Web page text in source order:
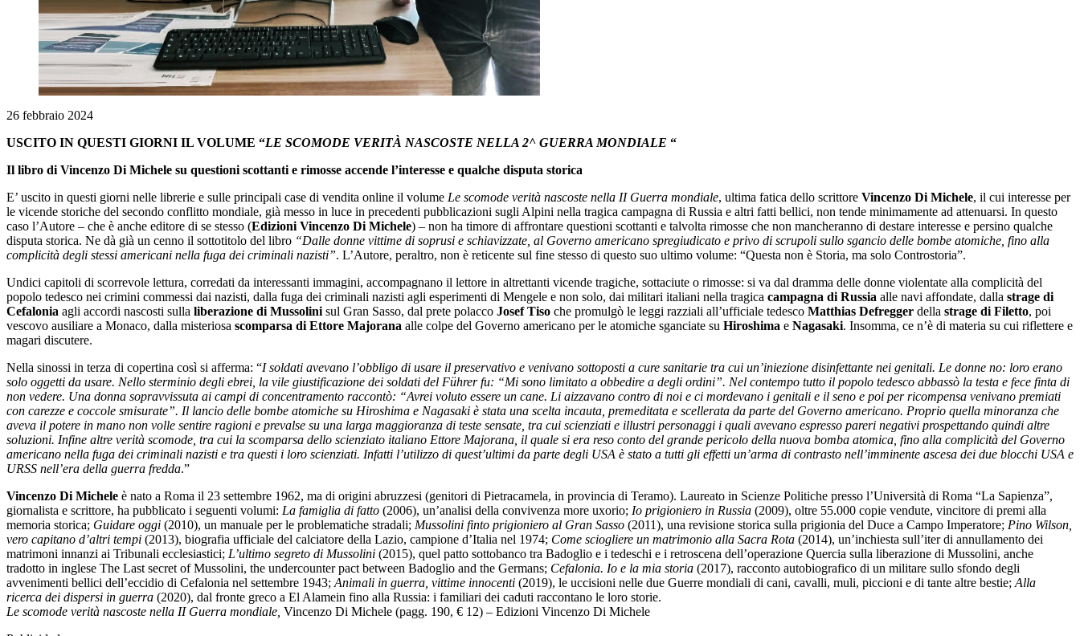
26 febbraio 2024
USCITO IN QUESTI GIORNI IL VOLUME “LE SCOMODE VERITÀ NASCOSTE NELLA 2^ GUERRA MONDIALE “
Il libro di Vincenzo Di Michele su questioni scottanti e rimosse accende l’interesse e qualche disputa storica
E’ uscito in questi giorni nelle librerie e sulle principali case di vendita online il volume Le scomode verità nascoste nella II Guerra mondiale, ultima fatica dello scrittore Vincenzo Di Michele, il cui interesse per
le vicende storiche del secondo conflitto mondiale, già messo in luce in precedenti pubblicazioni sugli Alpini nella tragica campagna di Russia e altri fatti bellici, non tende minimamente ad attenuarsi. In questo
caso l’Autore – che è anche editore di se stesso (Edizioni Vincenzo Di Michele) – non ha timore di affrontare questioni scottanti e talvolta rimosse che non mancheranno di destare interesse e persino qualche
disputa storica. Ne dà già un cenno il sottotitolo del libro “Dalle donne vittime di soprusi e schiavizzate, al Governo americano spregiudicato e privo di scrupoli sullo sgancio delle bombe atomiche, fino alla
complicità degli stessi americani nella fuga dei criminali nazisti”. L’Autore, peraltro, non è reticente sul fine stesso di questo suo ultimo volume: “Questa non è Storia, ma solo Controstoria”.
Undici capitoli di scorrevole lettura, corredati da interessanti immagini, accompagnano il lettore in altrettanti vicende tragiche, sottaciute o rimosse: si va dal dramma delle donne violentate alla complicità del
popolo tedesco nei crimini commessi dai nazisti, dalla fuga dei criminali nazisti agli esperimenti di Mengele e non solo, dai militari italiani nella tragica campagna di Russia alle navi affondate, dalla strage di
Cefalonia agli accordi nascosti sulla liberazione di Mussolini sul Gran Sasso, dal prete polacco Josef Tiso che promulgò le leggi razziali all’ufficiale tedesco Matthias Defregger della strage di Filetto, poi
vescovo ausiliare a Monaco, dalla misteriosa scomparsa di Ettore Majorana alle colpe del Governo americano per le atomiche sganciate su Hiroshima e Nagasaki. Insomma, ce n’è di materia su cui riflettere e
magari discutere.
Nella sinossi in terza di copertina così si afferma: “I soldati avevano l’obbligo di usare il preservativo e venivano sottoposti a cure sanitarie tra cui un’iniezione disinfettante nei genitali. Le donne no: loro erano
solo oggetti da usare. Nello sterminio degli ebrei, la vile giustificazione dei soldati del Führer fu: “Mi sono limitato a obbedire a degli ordini”. Nel contempo tutto il popolo tedesco abbassò la testa e fece finta di
non vedere. Una donna sopravvissuta ai campi di concentramento raccontò: “Avrei voluto essere un cane. Li aizzavano contro di noi e ci mordevano i genitali e il seno e poi per ricompensa venivano premiati
con carezze e coccole smisurate”. Il lancio delle bombe atomiche su Hiroshima e Nagasaki è stata una scelta incauta, premeditata e scellerata da parte del Governo americano. Proprio quella minoranza che
aveva il potere in mano non volle sentire ragioni e prevalse su una larga maggioranza di teste sensate, tra cui scienziati e illustri personaggi i quali avevano espresso pareri negativi prospettando quindi altre
soluzioni. Infine altre verità scomode, tra cui la scomparsa dello scienziato italiano Ettore Majorana, il quale si era reso conto del grande pericolo della nuova bomba atomica, fino alla complicità del Governo
americano nella fuga dei criminali nazisti e tra questi i loro scienziati. Infatti l’utilizzo di quest’ultimi da parte degli USA è stato a tutti gli effetti un’arma di contrasto nell’imminente ascesa dei due blocchi USA e
URSS nell’era della guerra fredda.”
Vincenzo Di Michele è nato a Roma il 23 settembre 1962, ma di origini abruzzesi (genitori di Pietracamela, in provincia di Teramo). Laureato in Scienze Politiche presso l’Università di Roma “La Sapienza”,
giornalista e scrittore, ha pubblicato i seguenti volumi: La famiglia di fatto (2006), un’analisi della convivenza more uxorio; Io prigioniero in Russia (2009), oltre 55.000 copie vendute, vincitore di premi alla
memoria storica; Guidare oggi (2010), un manuale per le problematiche stradali; Mussolini finto prigioniero al Gran Sasso (2011), una revisione storica sulla prigionia del Duce a Campo Imperatore; Pino Wilson,
vero capitano d’altri tempi (2013), biografia ufficiale del calciatore della Lazio, campione d’Italia nel 1974; Come sciogliere un matrimonio alla Sacra Rota (2014), un’inchiesta sull’iter di annullamento dei
matrimoni innanzi ai Tribunali ecclesiastici; L’ultimo segreto di Mussolini (2015), quel patto sottobanco tra Badoglio e i tedeschi e i retroscena dell’operazione Quercia sulla liberazione di Mussolini, anche
tradotto in inglese The Last secret of Mussolini, the undercounter pact between Badoglio and the Germans; Cefalonia. Io e la mia storia (2017), racconto autobiografico di un militare sullo sfondo degli
avvenimenti bellici dell’eccidio di Cefalonia nel settembre 1943; Animali in guerra, vittime innocenti (2019), le uccisioni nelle due Guerre mondiali di cani, cavalli, muli, piccioni e di tante altre bestie; Alla
ricerca dei dispersi in guerra (2020), dal fronte greco a El Alamein fino alla Russia: i familiari dei caduti raccontano le loro storie.
Le scomode verità nascoste nella II Guerra mondiale, Vincenzo Di Michele (pagg. 190, € 12) – Edizioni Vincenzo Di Michele